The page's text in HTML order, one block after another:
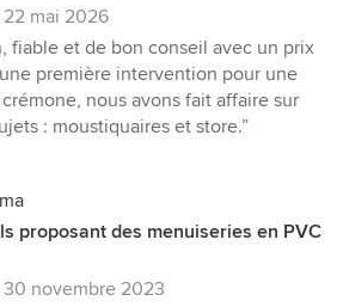
22 mai 2026
fiable et de bon conseil avec un prix
première intervention pour une
nous avons fait affaire sur
: moustiquaires et store.”
proposant des menuiseries en PVC
30 novembre 2023